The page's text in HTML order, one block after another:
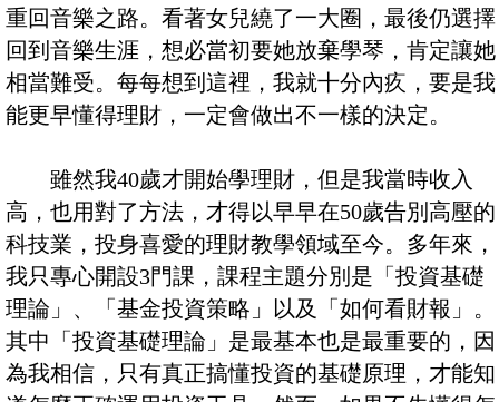
重回音樂之路。看著女兒繞了一大圈，最後仍選擇
回到音樂生涯，想必當初要她放棄學琴，肯定讓她
相當難受。每每想到這裡，我就十分內疚，要是我
能更早懂得理財，一定會做出不一樣的決定。
雖然我40歲才開始學理財，但是我當時收入
高，也用對了方法，才得以早早在50歲告別高壓的
科技業，投身喜愛的理財教學領域至今。多年來，
我只專心開設3門課，課程主題分別是「投資基礎
理論」、「基金投資策略」以及「如何看財報」。
其中「投資基礎理論」是最基本也是最重要的，因
為我相信，只有真正搞懂投資的基礎原理，才能知